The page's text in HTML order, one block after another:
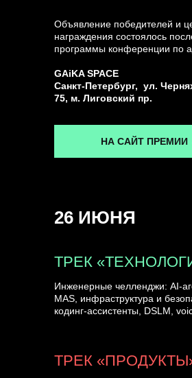
Объявление победителей и
награждения состоялось
программы конференции по
GAiKA SPACE
Санкт-Петербург, ул.
75, м. Лиговский пр.
26 ИЮНЯ
ТРЕК
Инженерные челленджи: AI-
MAS, инфраструктура и
кодинг-ассистенты, DSLM,
ТРЕК
НА САЙТ ПРЕМИИ